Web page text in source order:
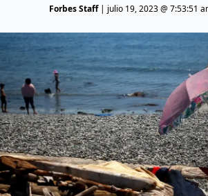
Forbes Staff| julio 19, 2023 @ 7:53:51